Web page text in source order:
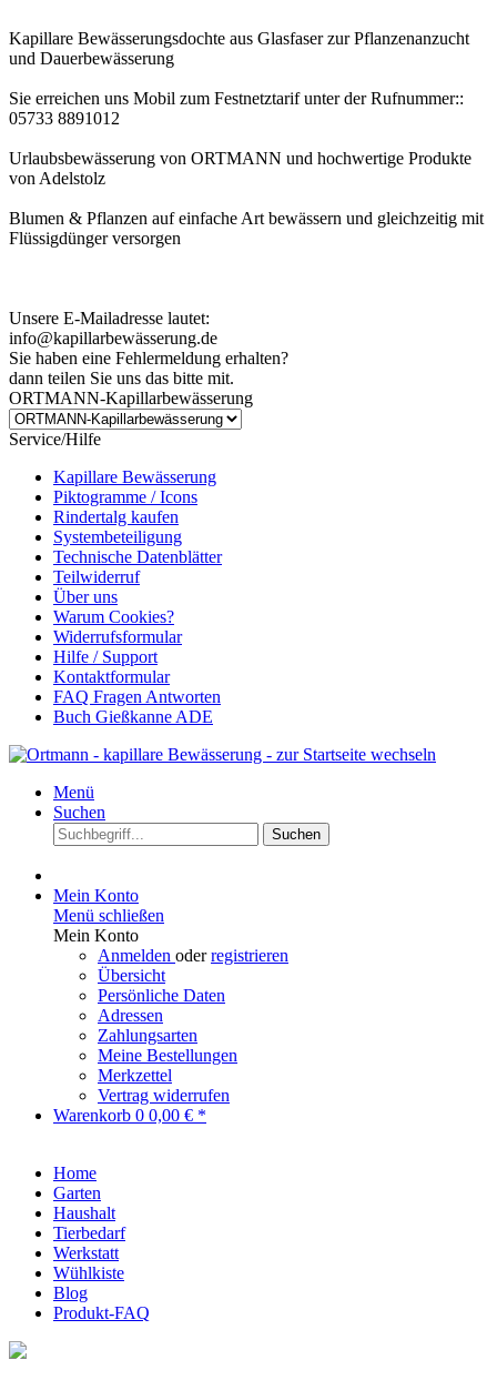
Kapillare Bewässerungsdochte aus Glasfaser zur Pflanzenanzucht
und Dauerbewässerung
Sie erreichen uns Mobil zum Festnetztarif unter der Rufnummer::
05733 8891012
Urlaubsbewässerung von ORTMANN und hochwertige Produkte
von Adelstolz
Blumen & Pflanzen auf einfache Art bewässern und gleichzeitig mit
Flüssigdünger versorgen
Unsere E-Mailadresse lautet:
info@kapillarbewässerung.de
Sie haben eine Fehlermeldung erhalten?
dann teilen Sie uns das bitte mit.
ORTMANN-Kapillarbewässerung
Service/Hilfe
Kapillare Bewässerung
Piktogramme / Icons
Rindertalg kaufen
Systembeteiligung
Technische Datenblätter
Teilwiderruf
Über uns
Warum Cookies?
Widerrufsformular
Hilfe / Support
Kontaktformular
FAQ Fragen Antworten
Buch Gießkanne ADE
Menü
Suchen
Suchen
Mein Konto
Menü schließen
Mein Konto
Anmelden oderregistrieren
Übersicht
Persönliche Daten
Adressen
Zahlungsarten
Meine Bestellungen
Merkzettel
Vertrag widerrufen
Warenkorb 0 0,00 € *
Home
Garten
Haushalt
Tierbedarf
Werkstatt
Wühlkiste
Blog
Produkt-FAQ